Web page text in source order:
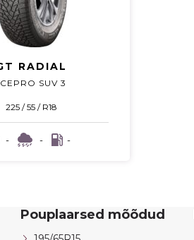
RADIAL
SUV 3
225 / 55 / R18
- - -
Pouplaarsed mõõdud